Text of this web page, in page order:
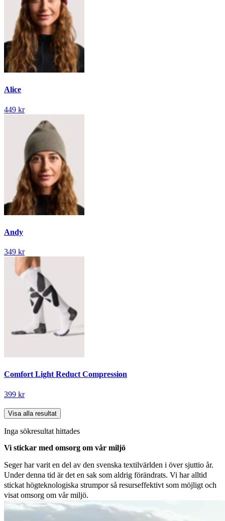
Alice
449 kr
Andy
349 kr
Comfort Light Reduct Compression
399 kr
Visa alla resultat
Inga sökresultat hittades
Vi stickar med omsorg om vår miljö
Seger har varit en del av den svenska textilvärlden i över sjuttio år.
Under denna tid är det en sak som aldrig förändrats. Vi har alltid
stickat högteknologiska strumpor så resurseffektivt som möjligt och
visat omsorg om vår miljö.